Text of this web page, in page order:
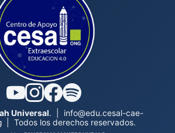
Universal.
info@edu.cesal-cae-
Todos los derechos reservados.